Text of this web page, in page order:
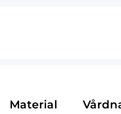
Material